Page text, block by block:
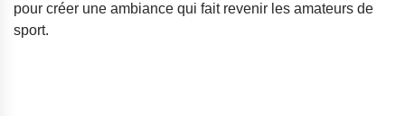
pour créer une ambiance qui fait revenir les amateurs de
sport.